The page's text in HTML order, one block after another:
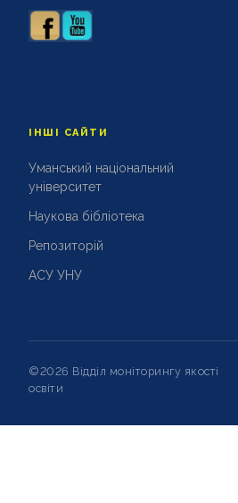
ІНШІ САЙТИ
Уманський національний
університет
Наукова бібліотека
Репозиторій
АСУ УНУ
©2026 Відділ моніторингу якості
освіти